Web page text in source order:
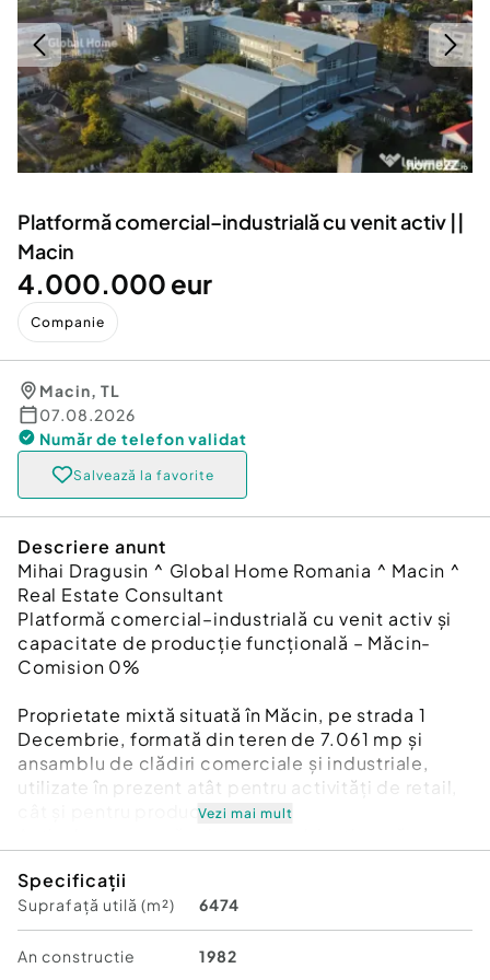
Servicii
Animale de companie
Afaceri și echipamente profesionale
Inchiriere Bunuri si Vehicule
Utilaje agricole si industriale
Piese auto si accesorii
Dacia Duster
Platformă comercial–industrială cu venit activ ||
Macin
4.000.000 eur
Companie
Macin, TL
07.08.2026
Număr de telefon validat
Salvează la favorite
Descriere anunt
Mihai Dragusin ^ Global Home Romania ^ Macin ^
Real Estate Consultant
Platformă comercial–industrială cu venit activ și
capacitate de producție funcțională – Măcin-
Comision 0%
Proprietate mixtă situată în Măcin, pe strada 1
Decembrie, formată din teren de 7.061 mp și
ansamblu de clădiri comerciale și industriale,
utilizate în prezent atât pentru activități de retail,
cât și pentru producție.
flexibilitate de utilizare.
???? Localizare și context
Proprietatea este amplasată într-o zonă
accesibilă, cu vizibilitate și acces direct, fiind
Vezi mai mult
Specificații
Suprafață utilă (m²) 6474
An constructie 1982